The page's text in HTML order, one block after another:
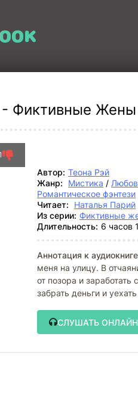
Фиктивные Жены
Автор: Теона Рэй
Жанр:
Мистика /
Романтическое фэнтези
Читает:
Наталья Парий
Из серии: Фиктивные
Длительность: 6 часов
Аннотация к
меня на улицу. В
от позора и
забрать деньги и
СЛУШАТЬ ОНЛАЙН